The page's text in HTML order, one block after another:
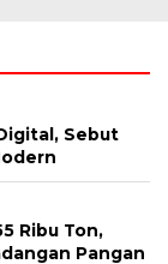
Sebut
Ribu Ton,
Pangan